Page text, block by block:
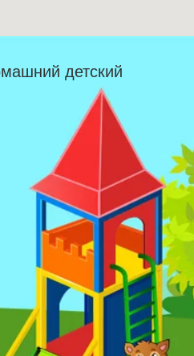
детский